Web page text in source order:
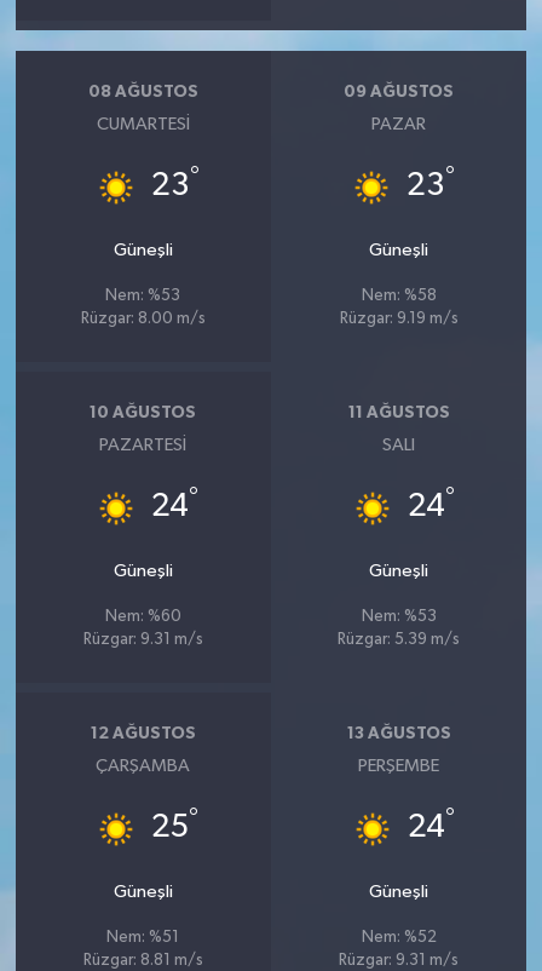
08 AĞUSTOS
CUMARTESI
23°
Güneşli
Nem: %53
Rüzgar: 8.00 m/s
09 AĞUSTOS
PAZAR
23°
Güneşli
Nem: %58
Rüzgar: 9.19 m/s
10 AĞUSTOS
PAZARTESI
24°
Güneşli
Nem: %60
Rüzgar: 9.31 m/s
11 AĞUSTOS
SALI
24°
Güneşli
Nem: %53
Rüzgar: 5.39 m/s
12 AĞUSTOS
ÇARŞAMBA
25°
Güneşli
Nem: %51
Rüzgar: 8.81 m/s
13 AĞUSTOS
PERŞEMBE
24°
Güneşli
Nem: %52
Rüzgar: 9.31 m/s